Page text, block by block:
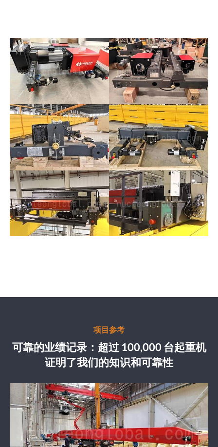
项目参考
可靠的业绩记录：超过 100,000 台起重机
证明了我们的知识和可靠性